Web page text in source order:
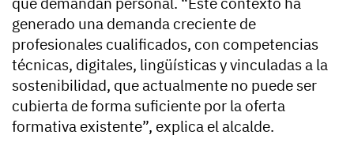
generado una demanda creciente de
profesionales cualificados, con competencias
técnicas, digitales, lingüísticas y vinculadas a la
sostenibilidad, que actualmente no puede ser
cubierta de forma suficiente por la oferta
formativa existente”, explica el alcalde.